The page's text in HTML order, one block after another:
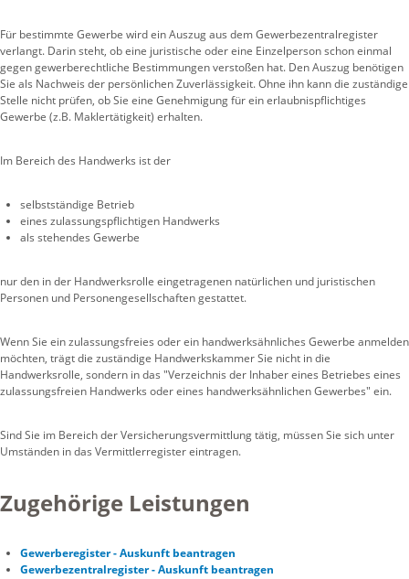
Für bestimmte Gewerbe wird ein Auszug aus dem Gewerbezentralregister
verlangt. Darin steht, ob eine juristische oder eine Einzelperson schon einmal
gegen gewerberechtliche Bestimmungen verstoßen hat. Den Auszug benötigen
Sie als Nachweis der persönlichen Zuverlässigkeit. Ohne ihn kann die zuständige
Stelle nicht prüfen, ob Sie eine Genehmigung für ein erlaubnispflichtiges
Gewerbe (z.B. Maklertätigkeit) erhalten.
Im Bereich des Handwerks ist der
selbstständige Betrieb
eines zulassungspflichtigen Handwerks
als stehendes Gewerbe
nur den in der Handwerksrolle eingetragenen natürlichen und juristischen
Personen und Personengesellschaften gestattet.
Wenn Sie ein zulassungsfreies oder ein handwerksähnliches Gewerbe anmelden
möchten, trägt die zuständige Handwerkskammer Sie nicht in die
Handwerksrolle, sondern in das "Verzeichnis der Inhaber eines Betriebes eines
zulassungsfreien Handwerks oder eines handwerksähnlichen Gewerbes" ein.
Sind Sie im Bereich der Versicherungsvermittlung tätig, müssen Sie sich unter
Umständen in das Vermittlerregister eintragen.
Zugehörige Leistungen
Gewerberegister - Auskunft beantragen
Gewerbezentralregister - Auskunft beantragen